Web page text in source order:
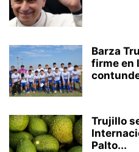
Barza
firme en
Trujillo
Palto...